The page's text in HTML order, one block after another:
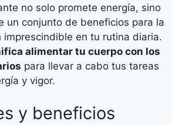
no solo promete energía, sino
un conjunto de beneficios para la
imprescindible en tu rutina diaria.
alimentar tu cuerpo con los
para llevar a cabo tus tareas
y vigor.
y beneficios